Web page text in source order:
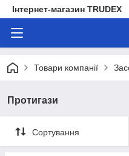
Інтернет-магазин TRUDEX
Товари компанії
Протигази
Сортування